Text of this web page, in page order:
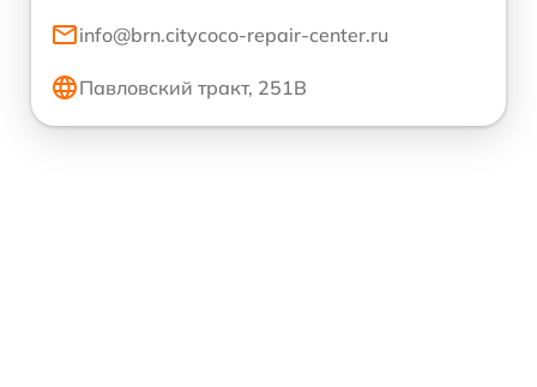
info@brn.citycoco-repair-center.ru
Павловский тракт, 251В